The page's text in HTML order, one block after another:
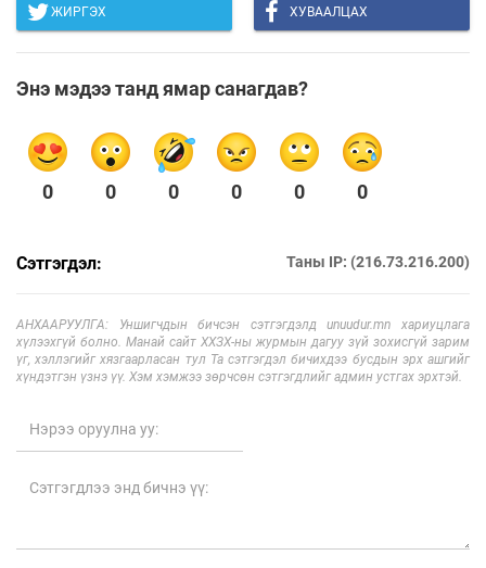
ЖИРГЭХ ХУВААЛЦАХ
Энэ мэдээ танд ямар санагдав?
0 0 0 0 0 0
Сэтгэгдэл: Таны IP: (216.73.216.200)
АНХААРУУЛГА: Уншигчдын бичсэн сэтгэгдэлд unuudur.mn хариуцлага
хүлээхгүй болно. Манай сайт ХХЗХ-ны журмын дагуу зүй зохисгүй зарим
үг, хэллэгийг хязгаарласан тул Та сэтгэгдэл бичихдээ бусдын эрх ашгийг
хүндэтгэн үзнэ үү. Хэм хэмжээ зөрчсөн сэтгэгдлийг админ устгах эрхтэй.